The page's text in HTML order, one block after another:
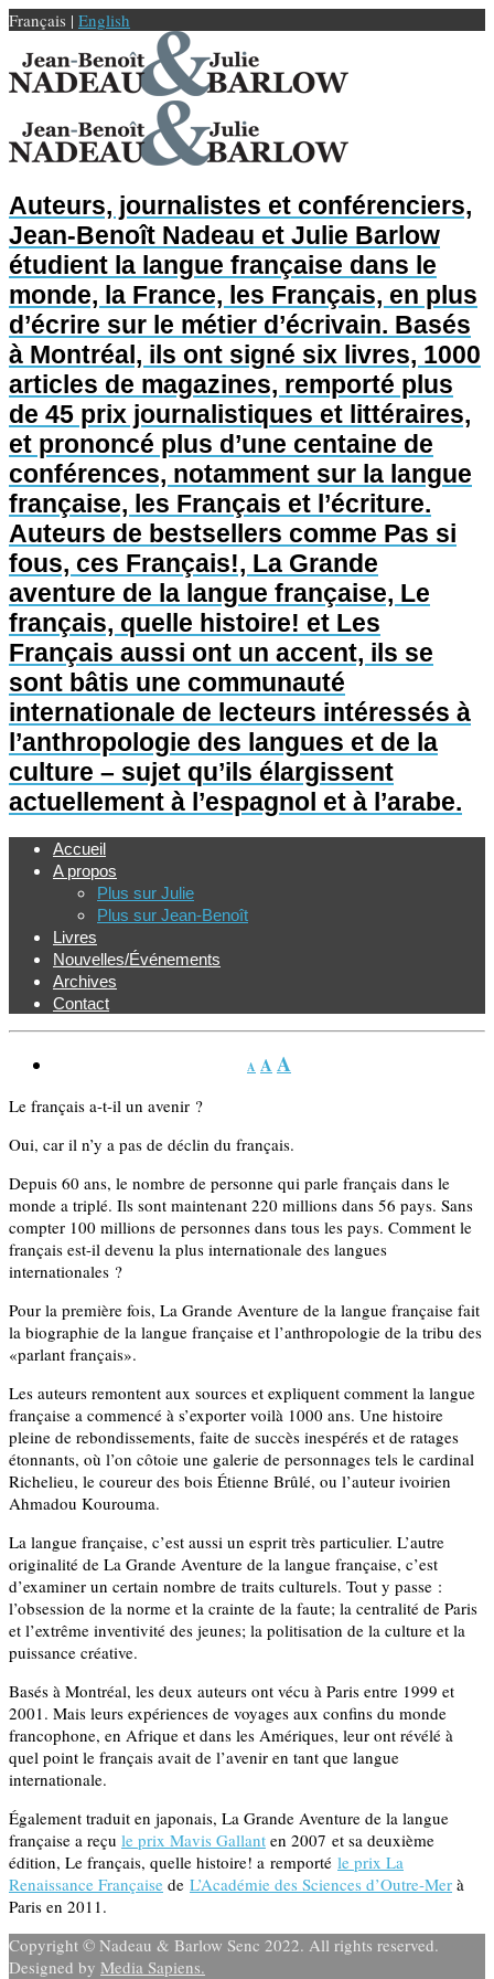
Français | English
Auteurs, journalistes et conférenciers,
Jean-Benoît Nadeau et Julie Barlow
étudient la langue française dans le
monde, la France, les Français, en plus
d’écrire sur le métier d’écrivain. Basés
à Montréal, ils ont signé six livres, 1000
articles de magazines, remporté plus
de 45 prix journalistiques et littéraires,
et prononcé plus d’une centaine de
conférences, notamment sur la langue
française, les Français et l’écriture.
Auteurs de bestsellers comme Pas si
fous, ces Français!, La Grande
aventure de la langue française, Le
français, quelle histoire! et Les
Français aussi ont un accent, ils se
sont bâtis une communauté
internationale de lecteurs intéressés à
l’anthropologie des langues et de la
culture – sujet qu’ils élargissent
actuellement à l’espagnol et à l’arabe.
Accueil
A propos
Plus sur Julie
Plus sur Jean-Benoît
Livres
Nouvelles/Événements
Archives
Contact
A AA
Le français a-t-il un avenir ?
Oui, car il n’y a pas de déclin du français.
Depuis 60 ans, le nombre de personne qui parle français dans le
monde a triplé. Ils sont maintenant 220 millions dans 56 pays. Sans
compter 100 millions de personnes dans tous les pays. Comment le
français est-il devenu la plus internationale des langues
internationales ?
Pour la première fois, La Grande Aventure de la langue française fait
la biographie de la langue française et l’anthropologie de la tribu des
«parlant français».
Les auteurs remontent aux sources et expliquent comment la langue
française a commencé à s’exporter voilà 1000 ans. Une histoire
pleine de rebondissements, faite de succès inespérés et de ratages
étonnants, où l’on côtoie une galerie de personnages tels le cardinal
Richelieu, le coureur des bois Étienne Brûlé, ou l’auteur ivoirien
Ahmadou Kourouma.
La langue française, c’est aussi un esprit très particulier. L’autre
originalité de La Grande Aventure de la langue française, c’est
d’examiner un certain nombre de traits culturels. Tout y passe :
l’obsession de la norme et la crainte de la faute; la centralité de Paris
et l’extrême inventivité des jeunes; la politisation de la culture et la
puissance créative.
Basés à Montréal, les deux auteurs ont vécu à Paris entre 1999 et
2001. Mais leurs expériences de voyages aux confins du monde
francophone, en Afrique et dans les Amériques, leur ont révélé à
quel point le français avait de l’avenir en tant que langue
internationale.
Également traduit en japonais, La Grande Aventure de la langue
française a reçu le prix Mavis Gallant en 2007 et sa deuxième
édition, Le français, quelle histoire! a remporté le prix La
Renaissance Française de L’Académie des Sciences d’Outre-Mer à
Paris en 2011.
Copyright © Nadeau & Barlow Senc 2022. All rights reserved.
Designed by Media Sapiens.